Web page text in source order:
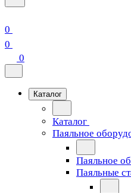
0
0
0
Каталог
Каталог
Паяльное
Паяльное
Паяльные